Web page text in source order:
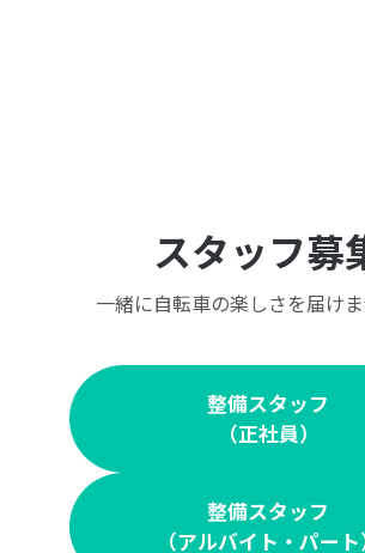
スタッフ募
一緒に自転車の楽しさを届け
整備スタッフ
（正社員）
整備スタッフ
（アルバイト・パート